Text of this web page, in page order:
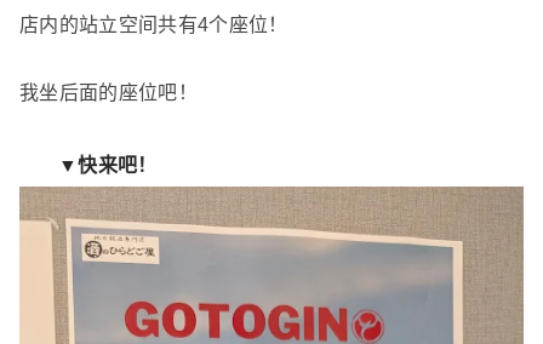
店内的站立空间共有4个座位！
我坐后面的座位吧！
▼快来吧！